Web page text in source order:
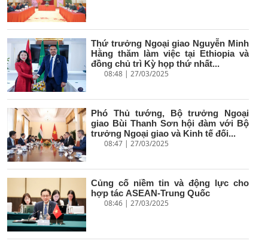
Thứ trưởng Ngoại giao Nguyễn Minh
Hằng thăm làm việc tại Ethiopia và
đồng chủ trì Kỳ họp thứ nhất...
08:48 | 27/03/2025
Phó Thủ tướng, Bộ trưởng Ngoại
giao Bùi Thanh Sơn hội đàm với Bộ
trưởng Ngoại giao và Kinh tế đối...
08:47 | 27/03/2025
Củng cố niềm tin và động lực cho
hợp tác ASEAN-Trung Quốc
08:46 | 27/03/2025